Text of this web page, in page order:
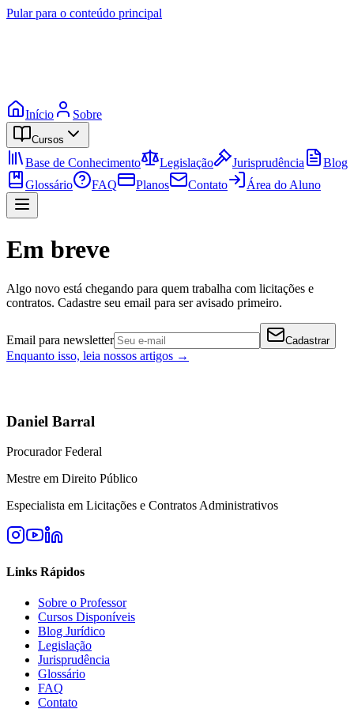
Pular para o conteúdo principal
Início Sobre
Cursos
Base de Conhecimento Legislação Jurisprudência
Blog
Glossário
FAQ Planos Contato Área do Aluno
Em breve
Algo novo está chegando para quem trabalha com licitações e
contratos. Cadastre seu email para ser avisado primeiro.
Email para newsletter Cadastrar
Enquanto isso, leia nossos artigos →
Daniel Barral
Procurador Federal
Mestre em Direito Público
Especialista em Licitações e Contratos Administrativos
Links Rápidos
Sobre o Professor
Cursos Disponíveis
Blog Jurídico
Legislação
Jurisprudência
Glossário
FAQ
Contato